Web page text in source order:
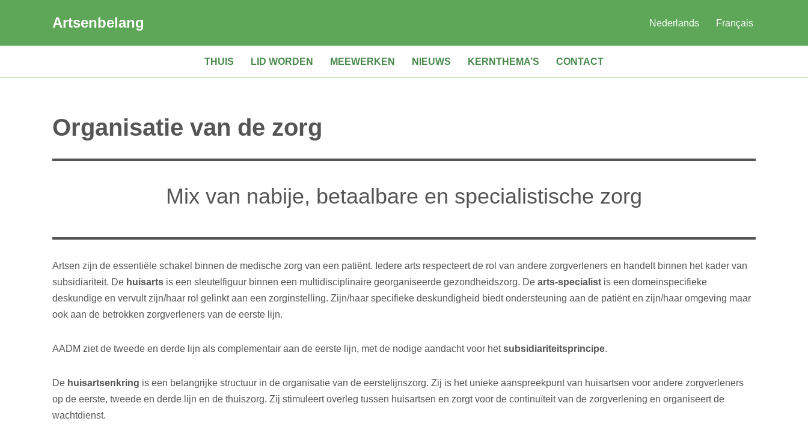
Artsenbelang Nederlands Français
THUIS LID WORDEN MEEWERKEN NIEUWS KERNTHEMA’S CONTACT
Organisatie van de zorg
Mix van nabije, betaalbare en specialistische zorg
Artsen zijn de essentiële schakel binnen de medische zorg van een patiënt. Iedere arts respecteert de rol van andere zorgverleners en handelt binnen het kader van
subsidiariteit. De huisarts is een sleutelfiguur binnen een multidisciplinaire georganiseerde gezondheidszorg. De arts-specialist is een domeinspecifieke
deskundige en vervult zijn/haar rol gelinkt aan een zorginstelling. Zijn/haar specifieke deskundigheid biedt ondersteuning aan de patiënt en zijn/haar omgeving maar
ook aan de betrokken zorgverleners van de eerste lijn.
AADM ziet de tweede en derde lijn als complementair aan de eerste lijn, met de nodige aandacht voor hetsubsidiariteitsprincipe.
De huisartsenkring is een belangrijke structuur in de organisatie van de eerstelijnszorg. Zij is het unieke aanspreekpunt van huisartsen voor andere zorgverleners
op de eerste, tweede en derde lijn en de thuiszorg. Zij stimuleert overleg tussen huisartsen en zorgt voor de continuïteit van de zorgverlening en organiseert de
wachtdienst.